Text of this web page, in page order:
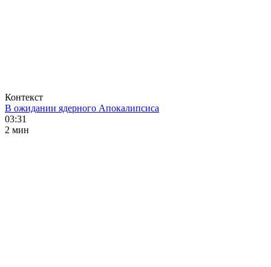
Контекст
В ожидании ядерного Апокалипсиса
03:31
2 мин